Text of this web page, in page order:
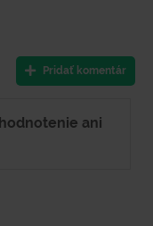
Pridať komentár
ani